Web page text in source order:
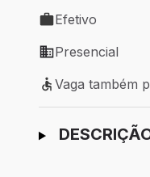
Tipo de vaga:
Efetivo
Modelo de
Presencial
Vaga também
Vaga também
Ir para candidatura